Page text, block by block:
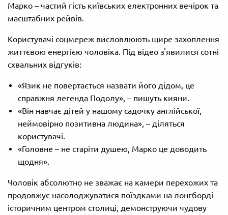
Марко – частий гість київських електронних вечірок та
масштабних рейвів.
Користувачі соцмереж висловлюють щире захоплення
життєвою енергією чоловіка. Під відео з'явилися сотні
схвальних відгуків:
«Язик не повертається назвати його дідом, це
справжня легенда Подолу», – пишуть кияни.
«Він навчає дітей у нашому садочку англійської,
неймовірно позитивна людина», – діляться
користувачі.
«Головне – не старіти душею, Марко це доводить
щодня».
Чоловік абсолютно не зважає на камери перехожих та
продовжує насолоджуватися поїздками на лонгборді
історичним центром столиці, демонструючи чудову